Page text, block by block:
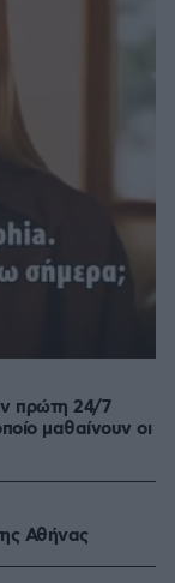
πρώτη 24/7
μαθαίνουν οι
Αθήνας